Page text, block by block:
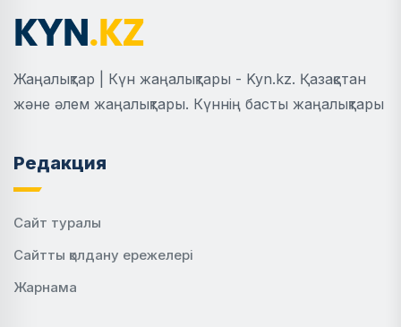
Жаңалықтар | Күн жаңалықтары - Kyn.kz. Қазақстан
және әлем жаңалықтары. Күннің басты жаңалықтары
Редакция
Сайт туралы
Сайтты қолдану ережелері
Жарнама